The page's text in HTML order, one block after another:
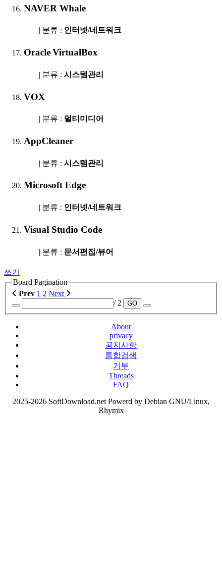
NAVER Whale
| 분류 : 인터넷/네트워크
Oracle VirtualBox
| 분류 : 시스템관리
VOX
| 분류 : 멀티미디어
AppCleaner
| 분류 : 시스템관리
Microsoft Edge
| 분류 : 인터넷/네트워크
Visual Studio Code
| 분류 : 문서편집/뷰어
쓰기
Board Pagination
Prev 1 2 Next
/ 2
GO
About
privacy
공지사항
통합검색
기부
Threads
FAQ
2025-2026 SoftDownload.net Powerd by Debian GNU/Linux,
Rhymix